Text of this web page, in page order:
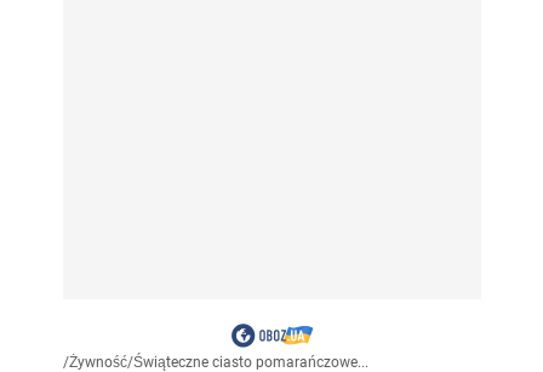
/Żywność/Świąteczne ciasto pomarańczowe...